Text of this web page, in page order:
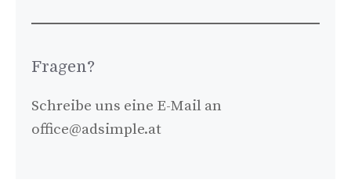
Fragen?
Schreibe uns eine E-Mail an
office@adsimple.at